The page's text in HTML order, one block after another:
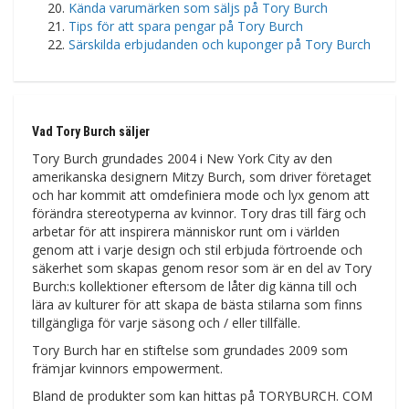
Kända varumärken som säljs på Tory Burch
Tips för att spara pengar på Tory Burch
Särskilda erbjudanden och kuponger på Tory Burch
Vad Tory Burch säljer
Tory Burch grundades 2004 i New York City av den
amerikanska designern Mitzy Burch, som driver företaget
och har kommit att omdefiniera mode och lyx genom att
förändra stereotyperna av kvinnor. Tory dras till färg och
arbetar för att inspirera människor runt om i världen
genom att i varje design och stil erbjuda förtroende och
säkerhet som skapas genom resor som är en del av Tory
Burch:s kollektioner eftersom de låter dig känna till och
lära av kulturer för att skapa de bästa stilarna som finns
tillgängliga för varje säsong och / eller tillfälle.
Tory Burch har en stiftelse som grundades 2009 som
främjar kvinnors empowerment.
Bland de produkter som kan hittas på TORYBURCH. COM